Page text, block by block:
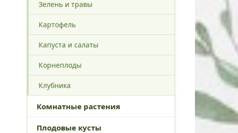
Зелень и травы
Картофель
Капуста и салаты
Корнеплоды
Клубника
Комнатные растения
Плодовые кусты